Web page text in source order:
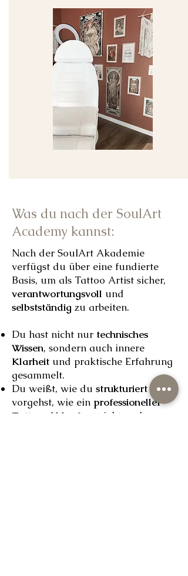
Was du nach der SoulArt
Academy kannst:
Nach der SoulArt Akademie
verfügst du über eine fundierte
Basis, um als Tattoo Artist sicher,
verantwortungsvoll und
selbstständig zu arbeiten.
Du hast nicht nur technisches
Wissen, sondern auch innere
Klarheit und praktische Erfahrung
gesammelt.
Du weißt, wie du strukturiert
vorgehst, wie ein professioneller
Tattoo-Ablaufaussieht und